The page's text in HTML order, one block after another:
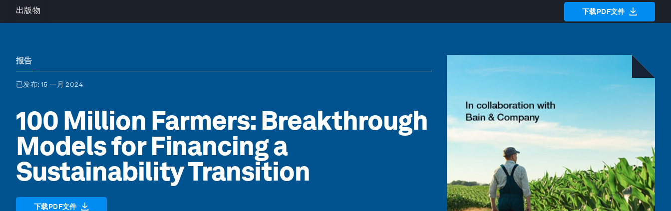
出版物 下载PDF文件
报告
已发布: 15 一月 2024
100 Million Farmers: Breakthrough
Models for Financing a
Sustainability Transition
下载PDF文件